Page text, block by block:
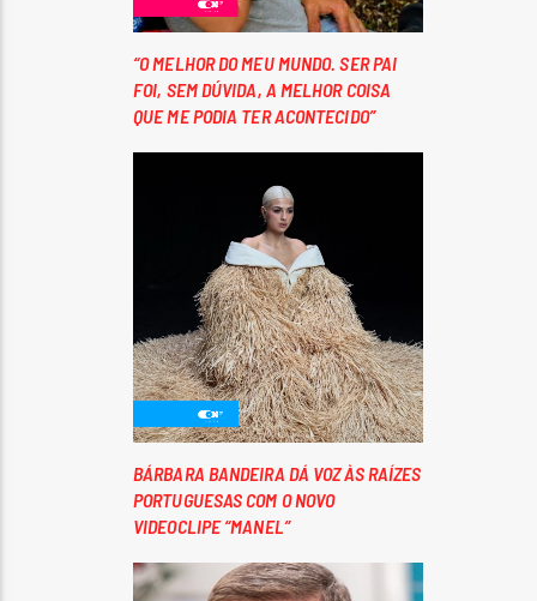
“O MELHOR DO MEU MUNDO. SER PAI
FOI, SEM DÚVIDA, A MELHOR COISA
QUE ME PODIA TER ACONTECIDO”
BÁRBARA BANDEIRA DÁ VOZ ÀS RAÍZES
PORTUGUESAS COM O NOVO
VIDEOCLIPE “MANEL”